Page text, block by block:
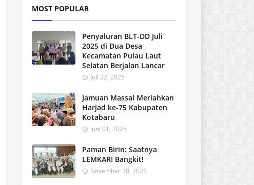
MOST POPULAR
Penyaluran BLT-DD Juli
2025 di Dua Desa
Kecamatan Pulau Laut
Selatan Berjalan Lancar
Juli 22, 2025
Jamuan Massal Meriahkan
Harjad ke-75 Kabupaten
Kotabaru
Juni 01, 2025
Paman Birin: Saatnya
LEMKARI Bangkit!
November 30, 2025